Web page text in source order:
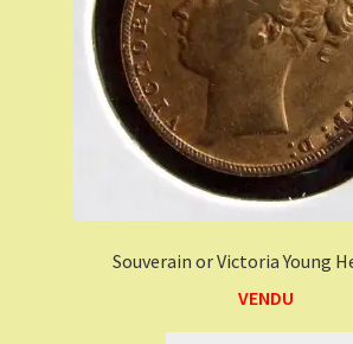
Souverain or Victoria Young
VENDU